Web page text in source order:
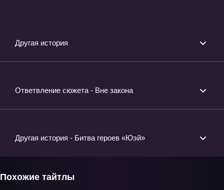
Другая история
Ответвление сюжета - Вне закона
Другая история - Битва героев «Юэй»
Похожие тайтлы